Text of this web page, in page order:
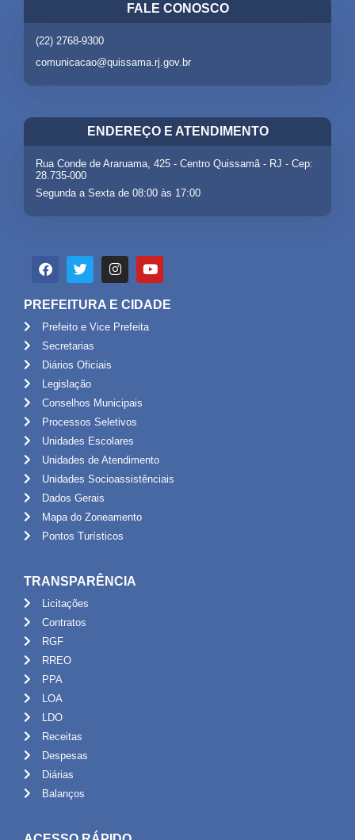
FALE CONOSCO
(22) 2768-9300
comunicacao@quissama.rj.gov.br
ENDEREÇO E ATENDIMENTO
Rua Conde de Araruama, 425 - Centro Quissamã - RJ - Cep:
28.735-000
Segunda a Sexta de 08:00 às 17:00
PREFEITURA E CIDADE
Prefeito e Vice Prefeita
Secretarias
Diários Oficiais
Legislação
Conselhos Municipais
Processos Seletivos
Unidades Escolares
Unidades de Atendimento
Unidades Socioassistênciais
Dados Gerais
Mapa do Zoneamento
Pontos Turísticos
TRANSPARÊNCIA
Licitações
Contratos
RGF
RREO
PPA
LOA
LDO
Receitas
Despesas
Diárias
Balanços